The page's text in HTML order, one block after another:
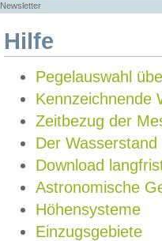
Newsletter
Hilfe
Pegelauswahl
Kennzeichnende
Zeitbezug der
Der Wasserstand
Download
Astronomische
Höhensysteme
Einzugsgebiete